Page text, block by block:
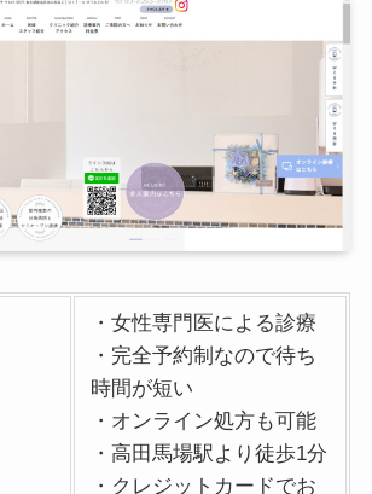
・女性専門医による診療
・完全予約制なので待ち
時間が短い
・オンライン処方も可能
・高田馬場駅より徒歩1分
・クレジットカードでお